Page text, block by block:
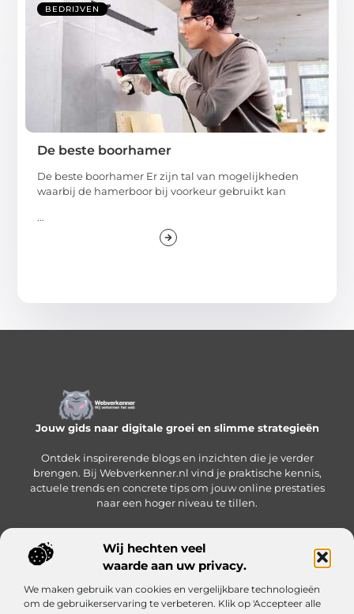
Wij hechten veel
waarde aan uw privacy.
We maken gebruik van cookies en vergelijkbare technologieën
om de gebruikerservaring te verbeteren. Klik op 'Accepteer alle
BEDRIJVEN
De beste boorhamer
De beste boorhamer Er zijn tal van mogelijkheden
waarbij de hamerboor bij voorkeur gebruikt kan
...
Jouw gids naar digitale groei en slimme strategieën
Ontdek inspirerende blogs en inzichten die je verder
brengen. Bij Webverkenner.nl vind je praktische kennis,
actuele trends en concrete tips om jouw online prestaties
naar een hoger niveau te tillen.
Onze informatie
Bericht categorie